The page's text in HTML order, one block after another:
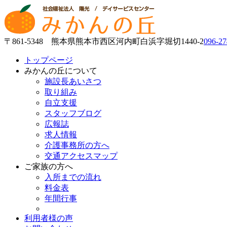
〒861-5348 熊本県熊本市西区河内町白浜字堀切1440-2096-
トップページ
みかんの丘について
施設長あいさつ
取り組み
自立支援
スタッフブログ
広報誌
求人情報
介護事務所の方へ
交通アクセスマップ
ご家族の方へ
入所までの流れ
料金表
年間行事
利用者様の声